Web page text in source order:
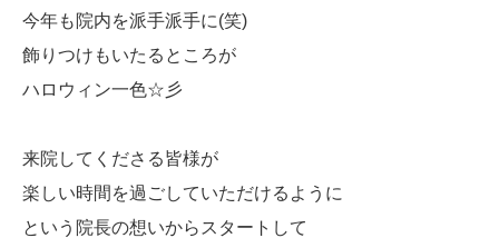
今年も院内を派手派手に(笑)
飾りつけもいたるところが
ハロウィン一色☆彡
来院してくださる皆様が
楽しい時間を過ごしていただけるように
という院長の想いからスタートして